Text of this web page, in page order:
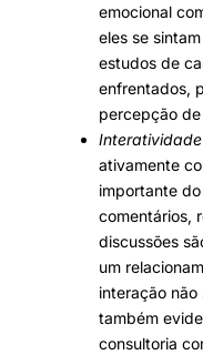
emocional
eles se
estudos de
enfrentados,
percepção
ativamente
importante
comentários,
discussões
um
interação não
também
consultoria